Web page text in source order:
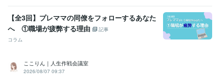
【全3回】プレママの同僚をフォローするあなた
へ ①職場が疲弊する理由
記事
コラム
ここりん｜人生作戦会議室
2026/08/07 09:37